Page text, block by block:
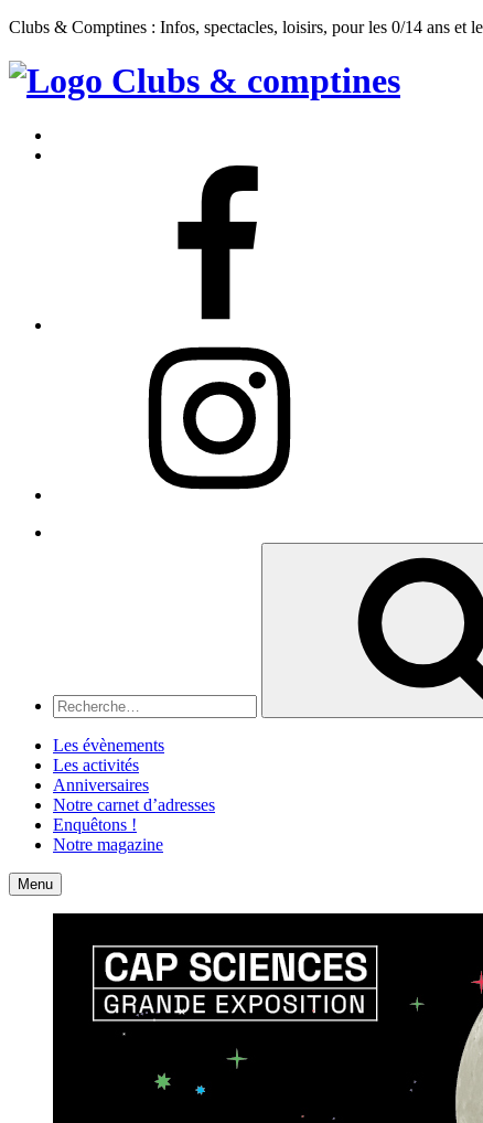
Clubs & Comptines : Infos, spectacles, loisirs, pour les 0/14 ans et
Clubs
Comptines
Les évènements
Les activités
Anniversaires
Notre carnet d’adresses
Enquêtons !
Notre magazine
Accueil
Menu Contact